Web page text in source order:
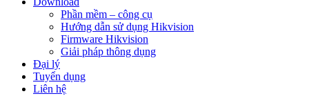
Phần mềm – công cụ
Hướng dẫn sử dụng Hikvision
Firmware Hikvision
Giải pháp thông dụng
Đại lý
Tuyển dụng
Liên hệ